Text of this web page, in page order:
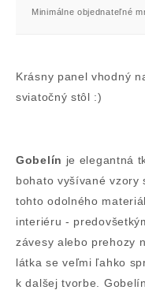
Minimálne objednateľné
Krásny panel vhodný
sviatočný stôl :)
Gobelín je elegantná
bohato vyšívané vzory
tohto odolného
interiéru -
závesy alebo prehozy
látka se veľmi ľahko
k dalšej tvorbe.